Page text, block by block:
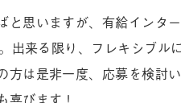
と思いますが、有給インタ
来る限り、フレキシブル
方は是非一度、応募を検討